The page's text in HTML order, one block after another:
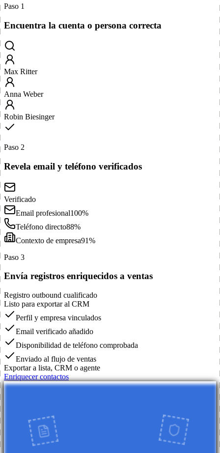
Paso 1
Encuentra la cuenta o persona correcta
Max Ritter
Anna Weber
Robin Biesinger
Paso 2
Revela email y teléfono verificados
Verificado
Email profesional100%
Teléfono directo88%
Contexto de empresa91%
Paso 3
Envía registros enriquecidos a ventas
Registro outbound cualificado
Listo para exportar al CRM
Perfil y empresa vinculados
Email verificado añadido
Disponibilidad de teléfono comprobada
Enviado al flujo de ventas
Exportar a lista, CRM o agente
Enriquecer contactos